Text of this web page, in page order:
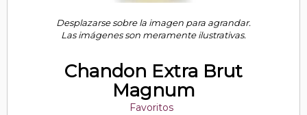
Desplazarse sobre la imagen para agrandar.
Las imágenes son meramente ilustrativas.
Chandon Extra Brut
Magnum
Favoritos